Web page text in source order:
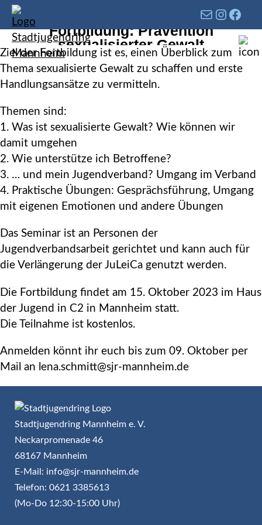
Fortbildung: Prävention
sexualisierter Gewalt
Ziel der Fortbildung ist es, einen Überblick zum
Thema sexualisierte Gewalt zu schaffen und erste
Handlungsansätze zu vermitteln.
Themen sind:
1. Was ist sexualisierte Gewalt? Wie können wir
damit umgehen
2. Wie unterstütze ich Betroffene?
3. … und mein Jugendverband? Umgang im Verband
4. Praktische Übungen: Gesprächsführung, Umgang
mit eigenen Emotionen und andere Übungen
Das Seminar ist an Personen der
Jugendverbandsarbeit gerichtet und kann auch für
die Verlängerung der JuLeiCa genutzt werden.
Die Fortbildung findet am 15. Oktober 2023 im Haus
der Jugend in C2 in Mannheim statt.
Die Teilnahme ist kostenlos.
Anmelden könnt ihr euch bis zum 09. Oktober per
Mail an lena.schmitt@sjr-mannheim.de
Stadtjugendring Mannheim e. V.
Neckarpromenade 46
68167 Mannheim
E-Mail: info@sjr-mannheim.de
Telefon: 0621 3385613
(Mo-Do 12:30-15:00 Uhr)